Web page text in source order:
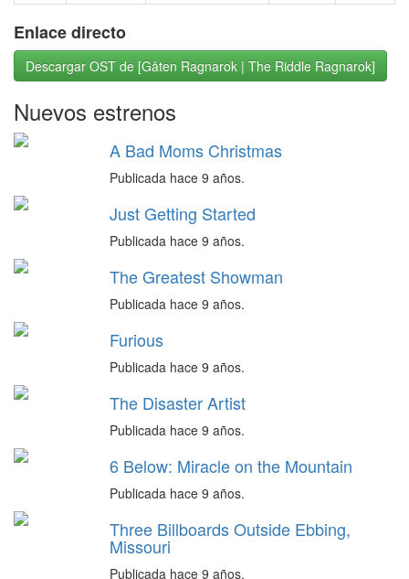
Enlace directo
Descargar OST de [Gåten Ragnarok | The Riddle Ragnarok]
Nuevos estrenos
A Bad Moms Christmas
Publicada hace 9 años.
Just Getting Started
Publicada hace 9 años.
The Greatest Showman
Publicada hace 9 años.
Furious
Publicada hace 9 años.
The Disaster Artist
Publicada hace 9 años.
6 Below: Miracle on the Mountain
Publicada hace 9 años.
Three Billboards Outside Ebbing,
Missouri
Publicada hace 9 años.